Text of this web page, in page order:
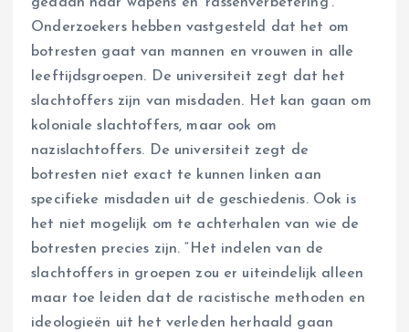
Onderzoekers hebben vastgesteld dat het om
botresten gaat van mannen en vrouwen in alle
leeftijdsgroepen. De universiteit zegt dat het
slachtoffers zijn van misdaden. Het kan gaan om
koloniale slachtoffers, maar ook om
nazislachtoffers. De universiteit zegt de
botresten niet exact te kunnen linken aan
specifieke misdaden uit de geschiedenis. Ook is
het niet mogelijk om te achterhalen van wie de
botresten precies zijn. “Het indelen van de
slachtoffers in groepen zou er uiteindelijk alleen
maar toe leiden dat de racistische methoden en
ideologieën uit het verleden herhaald gaan